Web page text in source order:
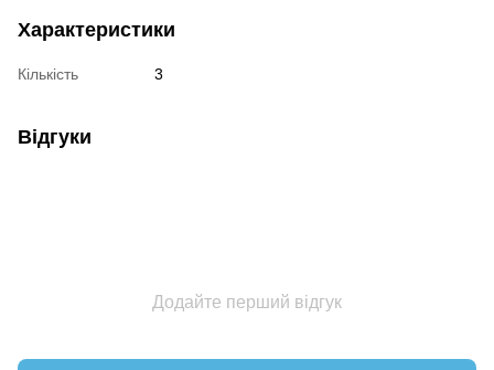
Характеристики
Кількість 3
Відгуки
Додайте перший відгук